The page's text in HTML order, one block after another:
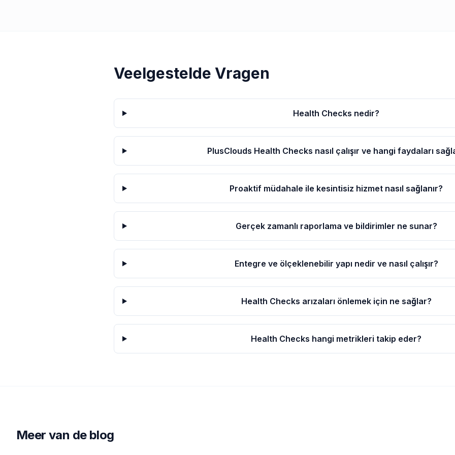
Veelgestelde Vragen
Health Checks nedir?
PlusClouds Health Checks nasıl çalışır ve hangi faydaları
Proaktif müdahale ile kesintisiz hizmet nasıl sağlanır?
Gerçek zamanlı raporlama ve bildirimler ne sunar?
Entegre ve ölçeklenebilir yapı nedir ve nasıl çalışır?
Health Checks arızaları önlemek için ne sağlar?
Health Checks hangi metrikleri takip eder?
Meer van de blog